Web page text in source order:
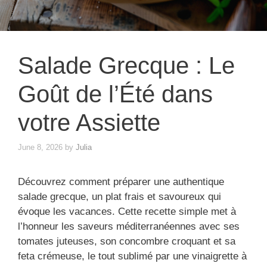
Salade Grecque : Le
Goût de l’Été dans
votre Assiette
June 8, 2026 by Julia
Découvrez comment préparer une authentique
salade grecque, un plat frais et savoureux qui
évoque les vacances. Cette recette simple met à
l’honneur les saveurs méditerranéennes avec ses
tomates juteuses, son concombre croquant et sa
feta crémeuse, le tout sublimé par une vinaigrette à